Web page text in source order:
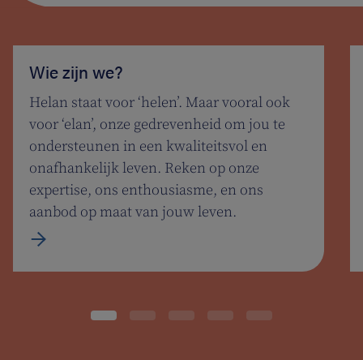
Wie zijn we?
Helan staat voor ‘helen’. Maar vooral ook
voor ‘elan’, onze gedrevenheid om jou te
ondersteunen in een kwaliteitsvol en
onafhankelijk leven. Reken op onze
expertise, ons enthousiasme, en ons
aanbod op maat van jouw leven.